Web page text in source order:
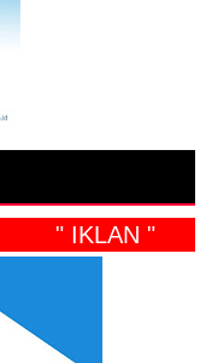
" IKLAN "